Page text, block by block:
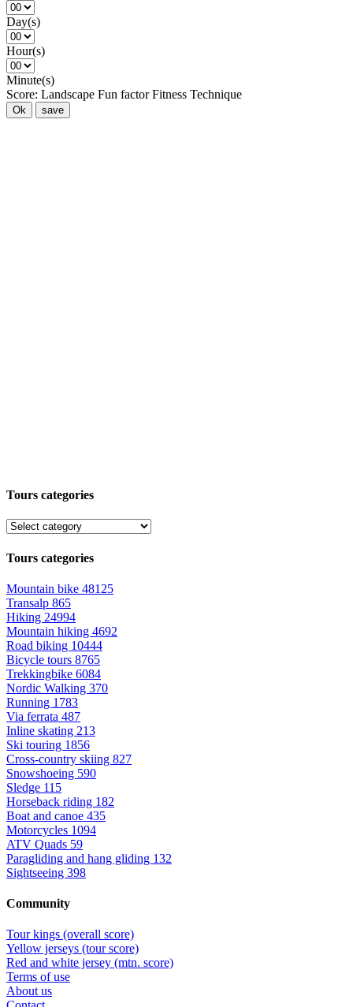
Day(s)
Hour(s)
Minute(s)
Score: Landscape Fun factor Fitness Technique
Ok save
Tours categories
Tours categories
Mountain bike 48125
Transalp 865
Hiking 24994
Mountain hiking 4692
Road biking 10444
Bicycle tours 8765
Trekkingbike 6084
Nordic Walking 370
Running 1783
Via ferrata 487
Inline skating 213
Ski touring 1856
Cross-country skiing 827
Snowshoeing 590
Sledge 115
Horseback riding 182
Boat and canoe 435
Motorcycles 1094
ATV Quads 59
Paragliding and hang gliding 132
Sightseeing 398
Community
Tour kings (overall score)
Yellow jerseys (tour score)
Red and white jersey (mtn. score)
Terms of use
About us